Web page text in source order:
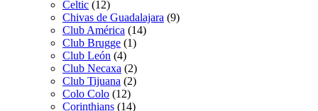
Celtic (12)
Chivas de Guadalajara (9)
Club América (14)
Club Brugge (1)
Club León (4)
Club Necaxa (2)
Club Tijuana (2)
Colo Colo (12)
Corinthians (14)